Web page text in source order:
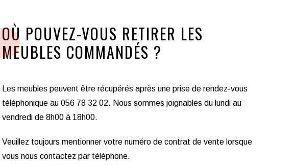
OÙ POUVEZ-VOUS RETIRER LES
MEUBLES COMMANDÉS ?
Les meubles peuvent être récupérés après une prise de rendez-vous
téléphonique au 056 78 32 02. Nous sommes joignables du lundi au
vendredi de 8h00 à 18h00.
Veuillez toujours mentionner votre numéro de contrat de vente lorsque
vous nous contactez par téléphone.